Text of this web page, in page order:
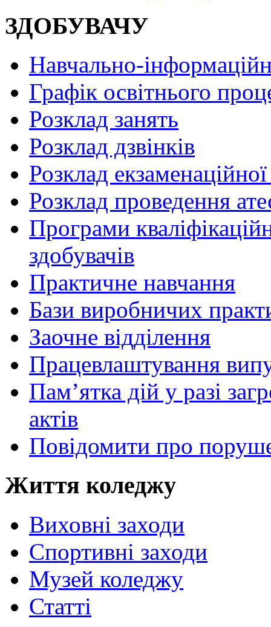
ЗДОБУВАЧУ
Навчально-
Графік освітнього
Розклад занять
Розклад дзвінків
Розклад екзаменаційної
Розклад проведення
Програми
здобувачів
Практичне навчання
Бази виробничих
Заочне відділення
Працевлаштування
Пам’ятка дій у разі
актів
Повідомити про
Життя коледжу
Виховні заходи
Спортивні заходи
Музей коледжу
Статті